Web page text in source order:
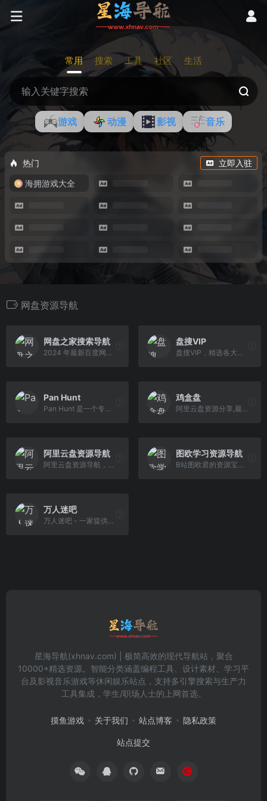
常用 搜索 工具 社区 生活
游戏 动漫 影视 音乐
热门
立即入驻
海拥游戏大全
网盘资源导航
网盘之家搜索导航
2024 年最新百度网盘资源搜索，阿里云盘资源搜索等国内十大网盘资源搜索导航网站，专业的网站导航.
盘搜VIP
盘搜VIP，精选各大人工亲测好用的网盘搜索工具，提供网盘搜索工具一站式导航，优质、免费，长期维护更新，给你 VIP 一样的体验。
Pan Hunt
Pan Hunt 是一个专业的网盘搜索工具导航平台，致力于为用户提供最全面、最便捷的网盘资源搜索体验。我们精心筛选和评测各类网盘搜索工具，通过科学的评分体系，帮助用户找到最适合的搜索工具。
鸡盒盘
阿里云盘资源分享,最全面的阿里云盘资源汇总及资源搜索引擎
阿里云盘资源导航
阿里云盘资源导航，最纯粹的云盘资源导航平台，为资源而生。
图欧学习资源导航
B站图欧君的资源宝藏★海量生活学习办公娱乐影视软件游戏等资源免费分享★
万人迷吧
万人迷吧 - 一家提供云盘搜索引擎、云盘资源论坛、 阿盘云盘、蓝奏云、百度网盘、永硕e盘资源的导航站。wanrenmi8.com
星海导航(xhnav.com) | 极简高效的现代导航站，聚合
10000+精选资源。智能分类涵盖编程工具、设计素材、学习平
台及影视音乐游戏等休闲娱乐站点，支持多引擎搜索与生产力
工具集成，学生/职场人士的上网首选。
摸鱼游戏 关于我们 站点博客 隐私政策
站点提交